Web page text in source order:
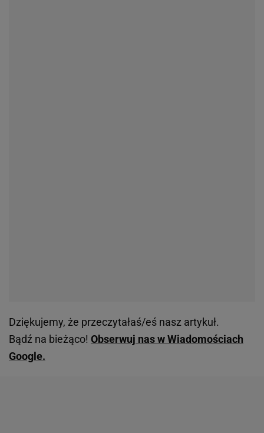
Dziękujemy, że przeczytałaś/eś nasz artykuł.
Bądź na bieżąco! Obserwuj nas w Wiadomościach
Google.